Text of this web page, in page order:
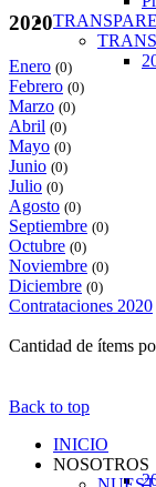
2020
Enero (0)
Febrero (0)
Marzo (0)
Abril (0)
Mayo (0)
Junio (0)
Julio (0)
Agosto (0)
Septiembre (0)
Octubre (0)
Noviembre (0)
Diciembre (0)
Contrataciones 2020
Cantidad de ítems
Back to top
INICIO
NOSOTROS